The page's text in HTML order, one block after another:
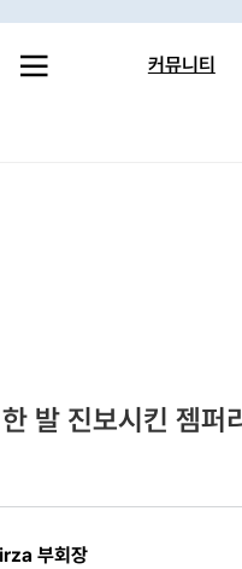
커뮤니티
발 진보시킨 젬퍼
부회장